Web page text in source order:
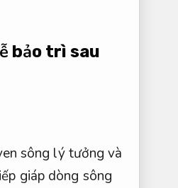
bảo trì sau
sông lý tưởng và
giáp dòng sông